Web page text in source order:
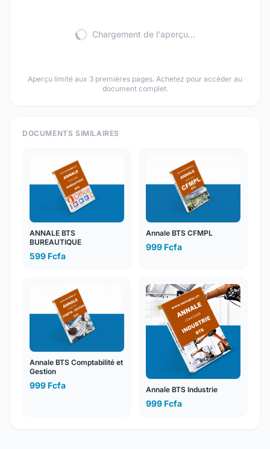
Chargement de l'aperçu...
Aperçu limité aux 3 premières pages. Achetez pour accéder au
document complet.
DOCUMENTS SIMILAIRES
ANNALE BTS
BUREAUTIQUE
599 Fcfa
Annale BTS CFMPL
999 Fcfa
Annale BTS Comptabilité et
Gestion
999 Fcfa Annale BTS Industrie
999 Fcfa